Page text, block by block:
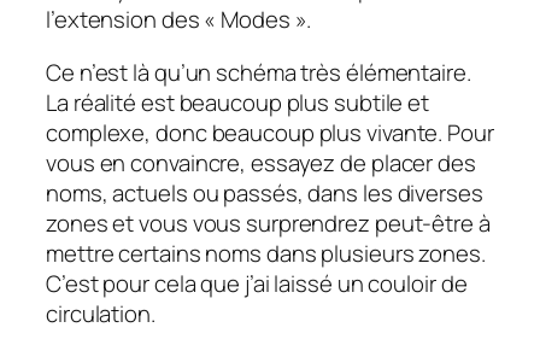
l’extension des « Modes ».
Ce n’est là qu’un schéma très élémentaire.
La réalité est beaucoup plus subtile et
complexe, donc beaucoup plus vivante. Pour
vous en convaincre, essayez de placer des
noms, actuels ou passés, dans les diverses
zones et vous vous surprendrez peut-être à
mettre certains noms dans plusieurs zones.
C’est pour cela que j’ai laissé un couloir de
circulation.